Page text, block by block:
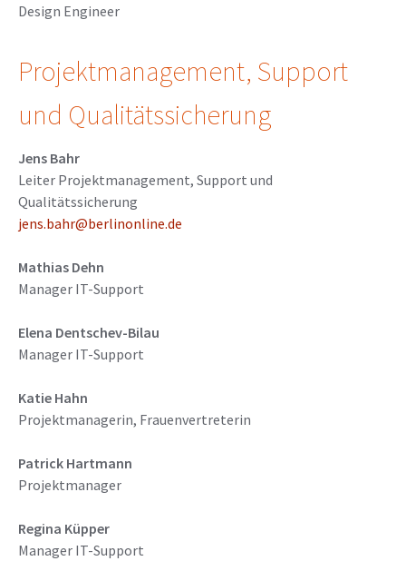
Design Engineer
Projektmanagement, Support
und Qualitätssicherung
Jens Bahr
Leiter Projektmanagement, Support und
Qualitätssicherung
jens.bahr@berlinonline.de
Mathias Dehn
Manager IT-Support
Elena Dentschev-Bilau
Manager IT-Support
Katie Hahn
Projektmanagerin, Frauenvertreterin
Patrick Hartmann
Projektmanager
Regina Küpper
Manager IT-Support